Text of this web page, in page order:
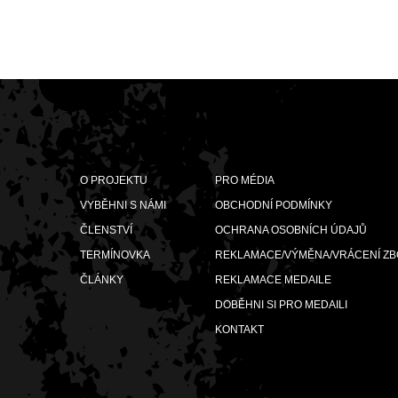
O PROJEKTU
VYBĚHNI S NÁMI
ČLENSTVÍ
TERMÍNOVKA
ČLÁNKY
PRO MÉDIA
OBCHODNÍ PODMÍNKY
OCHRANA OSOBNÍCH ÚDAJŮ
REKLAMACE/VÝMĚNA/VRÁCENÍ
REKLAMACE MEDAILE
DOBĚHNI SI PRO MEDAILI
KONTAKT